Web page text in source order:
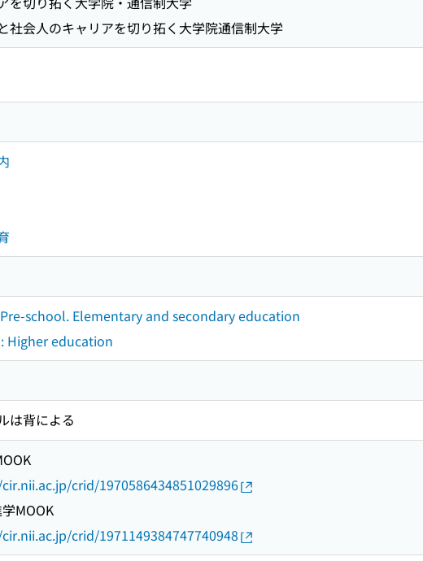
社会人のキャリアを切り拓く大学院通信制大学
school. Elementary and secondary education
Higher education
は背による
crid/1970586434851029896
MOOK
crid/1971149384747740948